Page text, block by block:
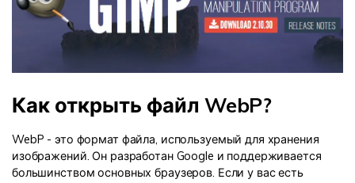
Как открыть файл WebP?
WebP - это формат файла, используемый для хранения
изображений. Он разработан Google и поддерживается
большинством основных браузеров. Если у вас есть